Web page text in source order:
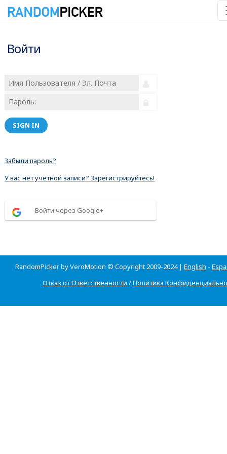
Войти
SIGN IN
Забыли пароль?
У вас нет учетной записи? Зарегистрируйтесь!
Войти через Google+
RandomPicker by VeroMotion © Copyright 2009-2024 | English -
Отказ от Ответственности /Политика